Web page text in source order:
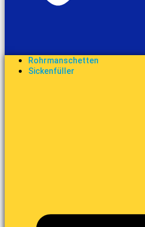
Rohrmanschetten
Sickenfüller